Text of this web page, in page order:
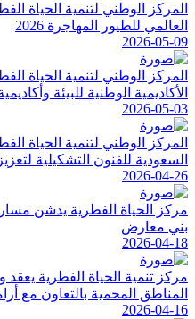
المركز الوطني لتنمية الحياة
العالمي للطيور المهاجرة 2026
2026-05-09
المركز الوطني لتنمية الحياة
الأكاديمية الوطنية للبيئة
2026-05-03
المركز الوطني لتنمية الحياة
السعودية للفنون التشكيلية
2026-04-26
مركز الحياة الفطرية يدشن
بني معارض
2026-04-18
مركز تنمية الحياة الفطرية
المناطق المحمية بالتعاون مع
2026-04-16